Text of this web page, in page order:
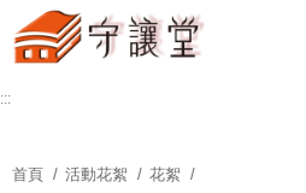
到
要
:::
首頁 活動花絮 花絮